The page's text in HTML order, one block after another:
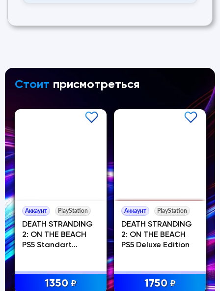
Стоит присмотреться
Аккаунт PlayStation
DEATH STRANDING
2: ON THE BEACH
PS5 Standart
1350 ₽
Аккаунт PlayStation
DEATH STRANDING
2: ON THE BEACH
PS5 Deluxe Edition
1750 ₽